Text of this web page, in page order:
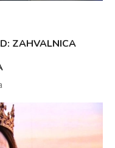
ZAHVALNICA